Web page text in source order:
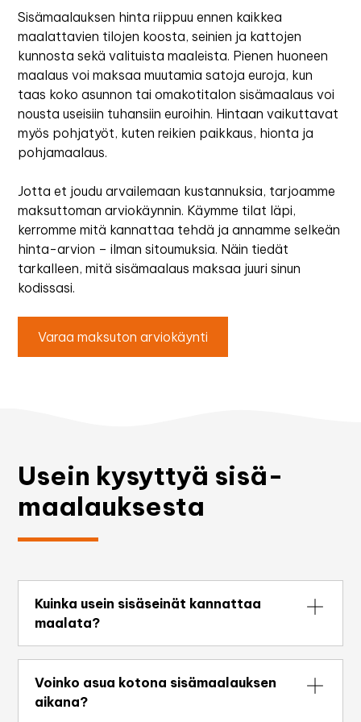
Sisämaalauksen hinta riippuu ennen kaikkea
maalattavien tilojen koosta, seinien ja kattojen
kunnosta sekä valituista maaleista. Pienen huoneen
maalaus voi maksaa muutamia satoja euroja, kun
taas koko asunnon tai omakotitalon sisämaalaus voi
nousta useisiin tuhansiin euroihin. Hintaan vaikuttavat
myös pohjatyöt, kuten reikien paikkaus, hionta ja
pohjamaalaus.
Jotta et joudu arvailemaan kustannuksia, tarjoamme
maksuttoman arviokäynnin. Käymme tilat läpi,
kerromme mitä kannattaa tehdä ja annamme selkeän
hinta-arvion – ilman sitoumuksia. Näin tiedät
tarkalleen, mitä sisämaalaus maksaa juuri sinun
kodissasi.
Varaa maksuton arviokäynti
Usein kysyttyä sisä­
maalauksesta
Kuinka usein sisäseinät kannattaa
maalata?
Sisäseinät pysyvät yleensä hyväkuntoisina 7–
12 vuotta, riippuen huoneen käytöstä ja valon
määrästä. Lastenhuoneissa, keittiöissä ja
Voinko asua kotona sisämaalauksen
aikana?